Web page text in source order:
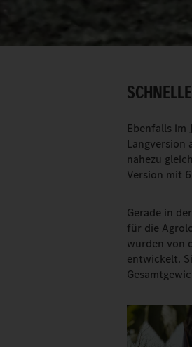
Ebenfalls im
Langversion
nahezu
Version mit
Gerade in
für die
wurden von
entwickelt.